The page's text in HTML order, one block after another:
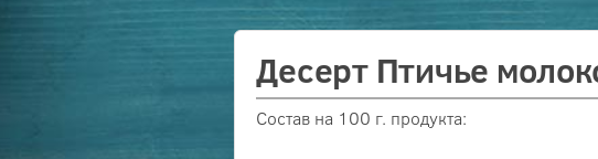
Десерт Птичье
Состав на 100 г. продукта: